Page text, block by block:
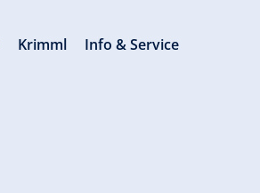
Krimml Info & Service